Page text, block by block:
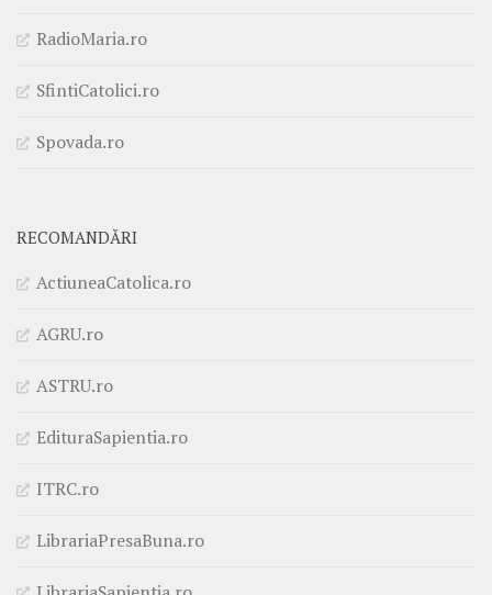
RadioMaria.ro
SfintiCatolici.ro
Spovada.ro
RECOMANDĂRI
ActiuneaCatolica.ro
AGRU.ro
ASTRU.ro
EdituraSapientia.ro
ITRC.ro
LibrariaPresaBuna.ro